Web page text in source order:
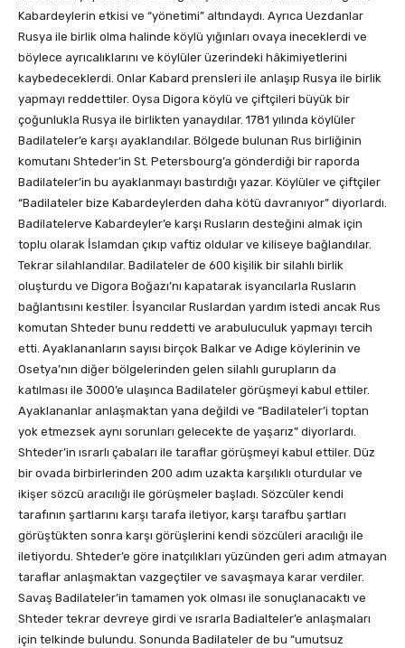
Kabardeylerin etkisi ve “yönetimi” altındaydı. Ayrıca Uezdanlar
Rusya ile birlik olma halinde köylü yığınları ovaya ineceklerdi ve
böylece ayrıcalıklarını ve köylüler üzerindeki hâkimiyetlerini
kaybedeceklerdi. Onlar Kabard prensleri ile anlaşıp Rusya ile birlik
yapmayı reddettiler. Oysa Digora köylü ve çiftçileri büyük bir
çoğunlukla Rusya ile birlikten yanaydılar. 1781 yılında köylüler
Badilateler’e karşı ayaklandılar. Bölgede bulunan Rus birliğinin
komutanı Shteder’in St. Petersbourg’a gönderdiği bir raporda
Badilateler’in bu ayaklanmayı bastırdığı yazar. Köylüler ve çiftçiler
“Badilateler bize Kabardeylerden daha kötü davranıyor” diyorlardı.
Badilatelerve Kabardeyler’e karşı Rusların desteğini almak için
toplu olarak İslamdan çıkıp vaftiz oldular ve kiliseye bağlandılar.
Tekrar silahlandılar. Badilateler de 600 kişilik bir silahlı birlik
oluşturdu ve Digora Boğazı’nı kapatarak isyancılarla Rusların
bağlantısını kestiler. İsyancılar Ruslardan yardım istedi ancak Rus
komutan Shteder bunu reddetti ve arabuluculuk yapmayı tercih
etti. Ayaklananların sayısı birçok Balkar ve Adıge köylerinin ve
Osetya’nın diğer bölgelerinden gelen silahlı gurupların da
katılması ile 3000’e ulaşınca Badilateler görüşmeyi kabul ettiler.
Ayaklananlar anlaşmaktan yana değildi ve “Badilateler’i toptan
yok etmezsek aynı sorunları gelecekte de yaşarız” diyorlardı.
Shteder’in ısrarlı çabaları ile taraflar görüşmeyi kabul ettiler. Düz
bir ovada birbirlerinden 200 adım uzakta karşılıklı oturdular ve
ikişer sözcü aracılığı ile görüşmeler başladı. Sözcüler kendi
tarafının şartlarını karşı tarafa iletiyor, karşı tarafbu şartları
görüştükten sonra karşı görüşlerini kendi sözcüleri aracılığı ile
iletiyordu. Shteder’e göre inatçılıkları yüzünden geri adım atmayan
taraflar anlaşmaktan vazgeçtiler ve savaşmaya karar verdiler.
Savaş Badilateler’in tamamen yok olması ile sonuçlanacaktı ve
Shteder tekrar devreye girdi ve ısrarla Badialteler’e anlaşmaları
için telkinde bulundu. Sonunda Badilateler de bu “umutsuz